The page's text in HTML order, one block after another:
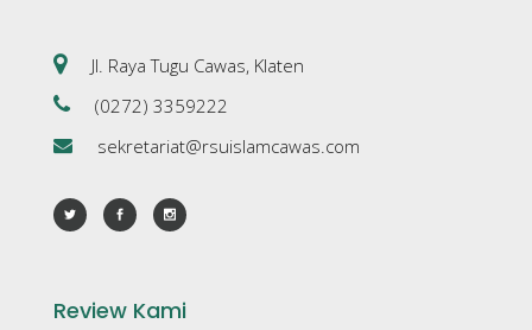
Jl. Raya Tugu Cawas, Klaten
(0272) 3359222
sekretariat@rsuislamcawas.com
Review Kami